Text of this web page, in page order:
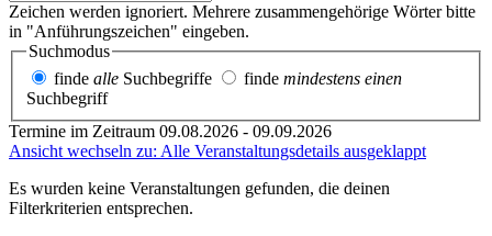
Zeichen werden ignoriert. Mehrere zusammengehörige Wörter bitte
in "Anführungszeichen" eingeben.
Suchmodus
finde alle Suchbegriffe finde mindestens einen
Suchbegriff
Termine im Zeitraum 09.08.2026 - 09.09.2026
Ansicht wechseln zu: Alle Veranstaltungsdetails ausgeklappt
Es wurden keine Veranstaltungen gefunden, die deinen
Filterkriterien entsprechen.